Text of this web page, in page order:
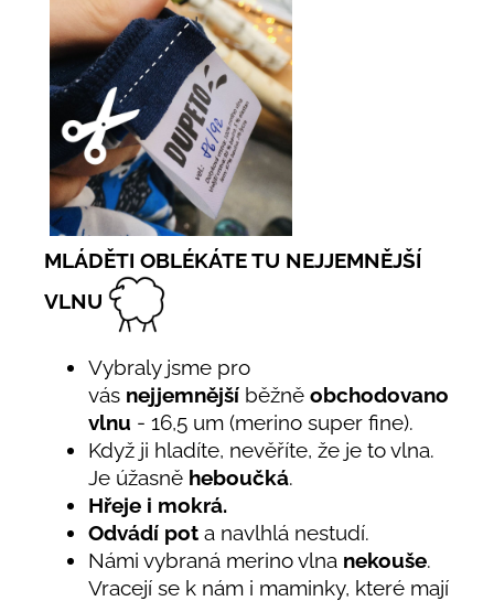
MLÁDĚTI OBLÉKÁTE TU NEJJEMNĚJŠÍ
VLNU
Vybraly jsme pro
vás nejjemnější běžně obchodovanou
vlnu - 16,5 um (merino super fine).
Když ji hladíte, nevěříte, že je to vlna.
Je úžasně heboučká.
Hřeje i mokrá.
Odvádí pot a navlhlá nestudí.
Námi vybraná merino vlna nekouše.
Vracejí se k nám i maminky, které mají